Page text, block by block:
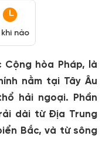
nào
Cộng hòa Pháp, là
nằm tại Tây Âu
hải ngoại. Phần
dài từ Địa Trung
Bắc, và từ sông